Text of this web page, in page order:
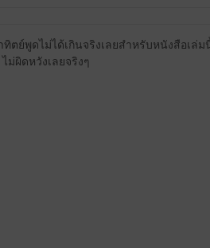
ย์พูดไม่ได้เกินจริงเลยสำหรับหนังสือเล่
ม่ผิดหวังเลยจริงๆ